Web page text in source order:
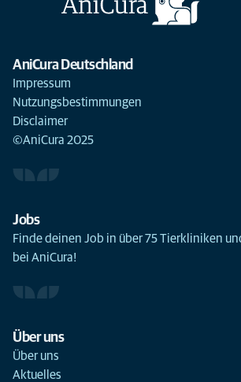
AniCura Deutschland
Impressum
Nutzungsbestimmungen
Disclaimer
©AniCura 2025
Jobs
Finde deinen Job in über 75 Tierkliniken
bei AniCura!
Über uns
Über uns
Aktuelles